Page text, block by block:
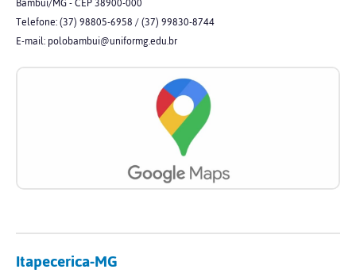
Telefone: (37) 98805-6958 / (37) 99830-8744
E-mail: polobambui@uniformg.edu.br
Itapecerica-MG